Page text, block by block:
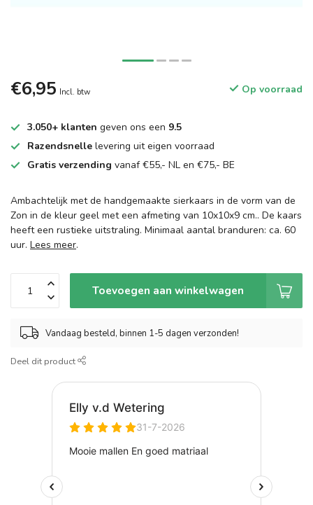
€6,95 Incl. btw Op voorraad
3.050+ klanten geven ons een 9.5
Razendsnelle levering uit eigen voorraad
Gratis verzending vanaf €55,- NL en €75,- BE
Ambachtelijk met de handgemaakte sierkaars in de vorm van de
Zon in de kleur geel met een afmeting van 10x10x9 cm.. De kaars
heeft een rustieke uitstraling. Minimaal aantal branduren: ca. 60
uur. Lees meer.
Toevoegen aan winkelwagen
Vandaag besteld, binnen 1-5 dagen verzonden!
Deel dit product